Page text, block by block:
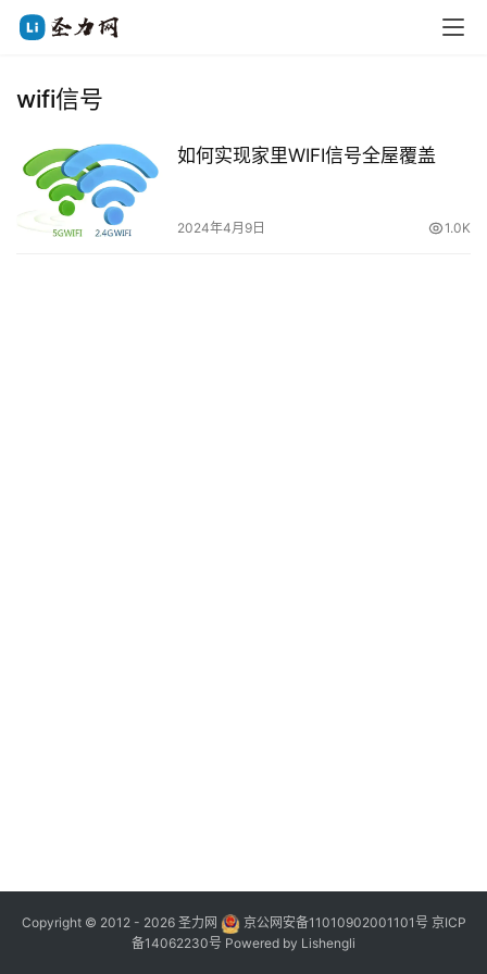
wifi信号
如何实现家里WIFI信号全屋覆盖
2024年4月9日 1.0K
Copyright © 2012 - 2026 圣力网 京公网安备11010902001101号 京ICP
备14062230号 Powered by Lishengli